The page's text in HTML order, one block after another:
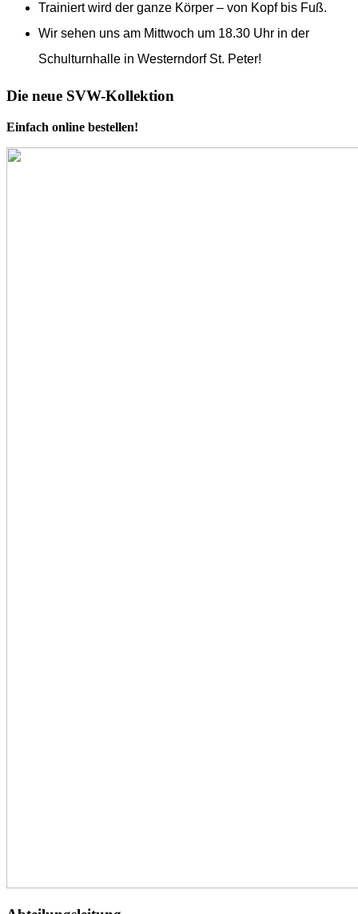
Trainiert wird der ganze Körper – von Kopf bis Fuß.
Wir sehen uns am Mittwoch um 18.30 Uhr in der
Schulturnhalle in Westerndorf St. Peter!
Die neue SVW-Kollektion
Einfach online bestellen!